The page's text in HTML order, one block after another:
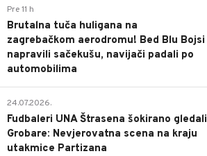
Pre 11 h
Brutalna tuča huligana na
zagrebačkom aerodromu! Bed Blu Bojsi
napravili sačekušu, navijači padali po
automobilima
24.07.2026.
Fudbaleri UNA Štrasena šokirano gledali
Grobare: Nevjerovatna scena na kraju
utakmice Partizana